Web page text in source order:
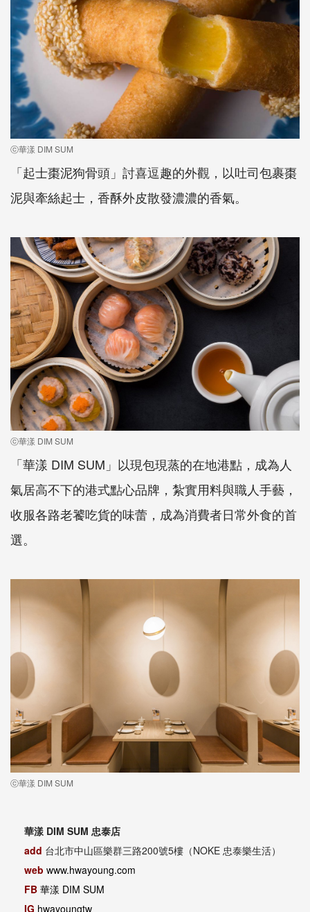
ⓒ華漾 DIM SUM
「起士棗泥狗骨頭」討喜逗趣的外觀，以吐司包裹棗
泥與牽絲起士，香酥外皮散發濃濃的香氣。
ⓒ華漾 DIM SUM
「華漾 DIM SUM」以現包現蒸的在地港點，成為人
氣居高不下的港式點心品牌，紮實用料與職人手藝，
收服各路老饕吃貨的味蕾，成為消費者日常外食的首
選。
ⓒ華漾 DIM SUM
華漾 DIM SUM 忠泰店
add 台北市中山區樂群三路200號5樓（NOKE 忠泰樂生活）
web www.hwayoung.com
FB 華漾 DIM SUM
IG hwayoungtw